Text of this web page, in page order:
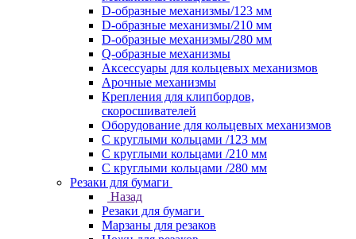
D-образные механизмы/123 мм
D-образные механизмы/210 мм
D-образные механизмы/280 мм
Q-образные механизмы
Аксессуары для кольцевых механизмов
Арочные механизмы
Крепления для клипбордов,
скоросшивателей
Оборудование для кольцевых механизмов
С круглыми кольцами /123 мм
С круглыми кольцами /210 мм
С круглыми кольцами /280 мм
Резаки для бумаги
Назад
Резаки для бумаги
Марзаны для резаков